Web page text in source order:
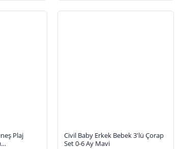
Plaj
Civil Baby Erkek Bebek 3'lü Çorap
Set 0-6 Ay Mavi